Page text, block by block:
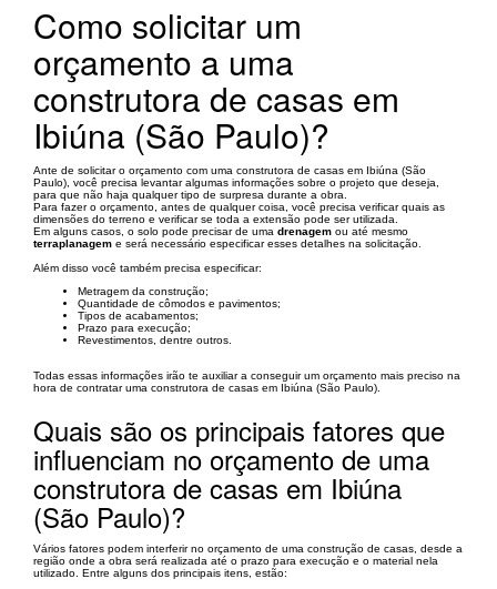
Como solicitar um
orçamento a uma
construtora de casas em
Ibiúna (São Paulo)?
Ante de solicitar o orçamento com uma construtora de casas em Ibiúna (São
Paulo), você precisa levantar algumas informações sobre o projeto que deseja,
para que não haja qualquer tipo de surpresa durante a obra.
Para fazer o orçamento, antes de qualquer coisa, você precisa verificar quais as
dimensões do terreno e verificar se toda a extensão pode ser utilizada.
Em alguns casos, o solo pode precisar de uma drenagem ou até mesmo
terraplanagem e será necessário especificar esses detalhes na solicitação.
Além disso você também precisa especificar:
Metragem da construção;
Quantidade de cômodos e pavimentos;
Tipos de acabamentos;
Prazo para execução;
Revestimentos, dentre outros.
Todas essas informações irão te auxiliar a conseguir um orçamento mais preciso na
hora de contratar uma construtora de casas em Ibiúna (São Paulo).
Quais são os principais fatores que
influenciam no orçamento de uma
construtora de casas em Ibiúna
(São Paulo)?
Vários fatores podem interferir no orçamento de uma construção de casas, desde a
região onde a obra será realizada até o prazo para execução e o material nela
utilizado. Entre alguns dos principais itens, estão: